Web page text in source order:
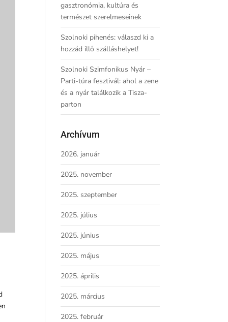
gasztronómia, kultúra és
természet szerelmeseinek
Szolnoki pihenés: válaszd ki a
hozzád illő szálláshelyet!
Szolnoki Szimfonikus Nyár –
Parti-túra fesztivál: ahol a zene
és a nyár találkozik a Tisza-
parton
Archívum
2026. január
2025. november
2025. szeptember
2025. július
2025. június
2025. május
2025. április
2025. március
2025. február